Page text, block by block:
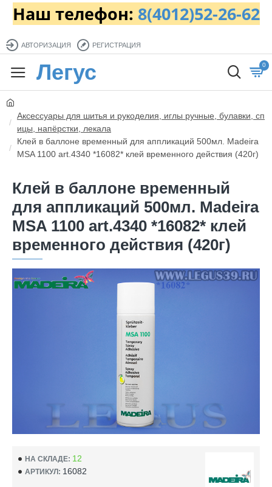
Наш телефон: 8(4012)52-26-62
АВТОРИЗАЦИЯ РЕГИСТРАЦИЯ
Легус 0
Аксессуары для шитья и рукоделия, иглы ручные, булавки, сп
ицы, напёрстки, лекала
Клей в баллоне временный для аппликаций 500мл. Madeira
MSA 1100 art.4340 *16082* клей временного действия (420г)
Клей в баллоне временный
для аппликаций 500мл. Madeira
MSA 1100 art.4340 *16082* клей
временного действия (420г)
НА СКЛАДЕ: 12
АРТИКУЛ: 16082